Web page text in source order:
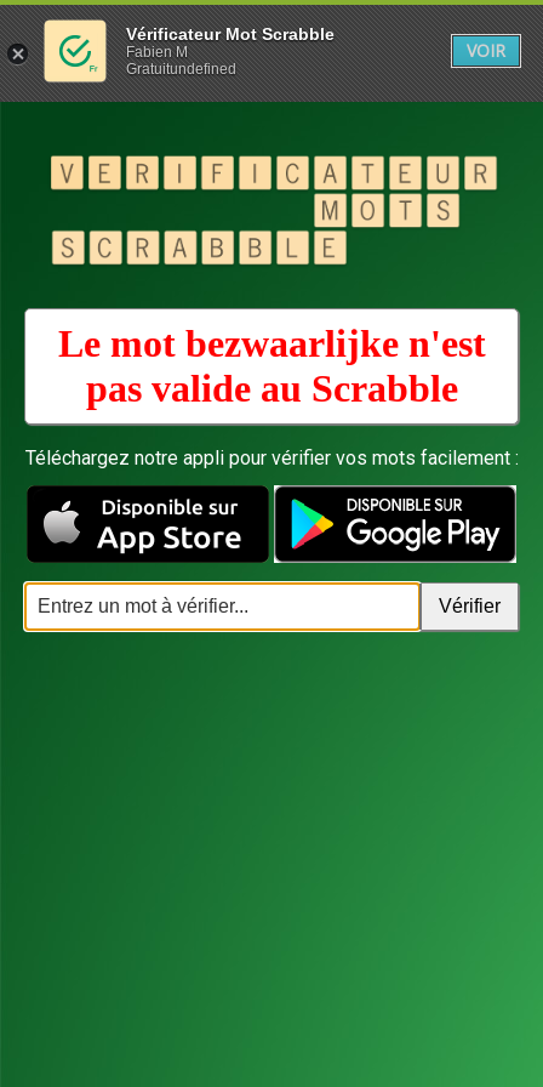
Le mot bezwaarlijke n'est
pas valide au Scrabble
Téléchargez notre appli pour vérifier vos mots facilement :
Vérificateur Mot Scrabble
Fabien M
Gratuitundefined
VOIR